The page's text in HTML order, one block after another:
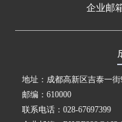
企业邮
地址：成都高新区吉泰一街
邮编：610000
联系电话：028-67697399